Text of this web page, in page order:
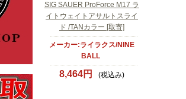
SIG SAUER ProForce M17 ラ
イトウェイトアサルトスライ
ド /TANカラー [取寄]
メーカー:ライラクス/NINE
BALL
8,464円 (税込み)